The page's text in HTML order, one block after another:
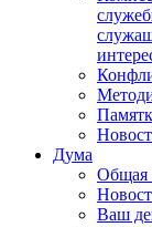
Дума
Общая
Ваш